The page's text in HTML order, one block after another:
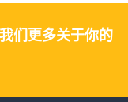
们更多关于你的